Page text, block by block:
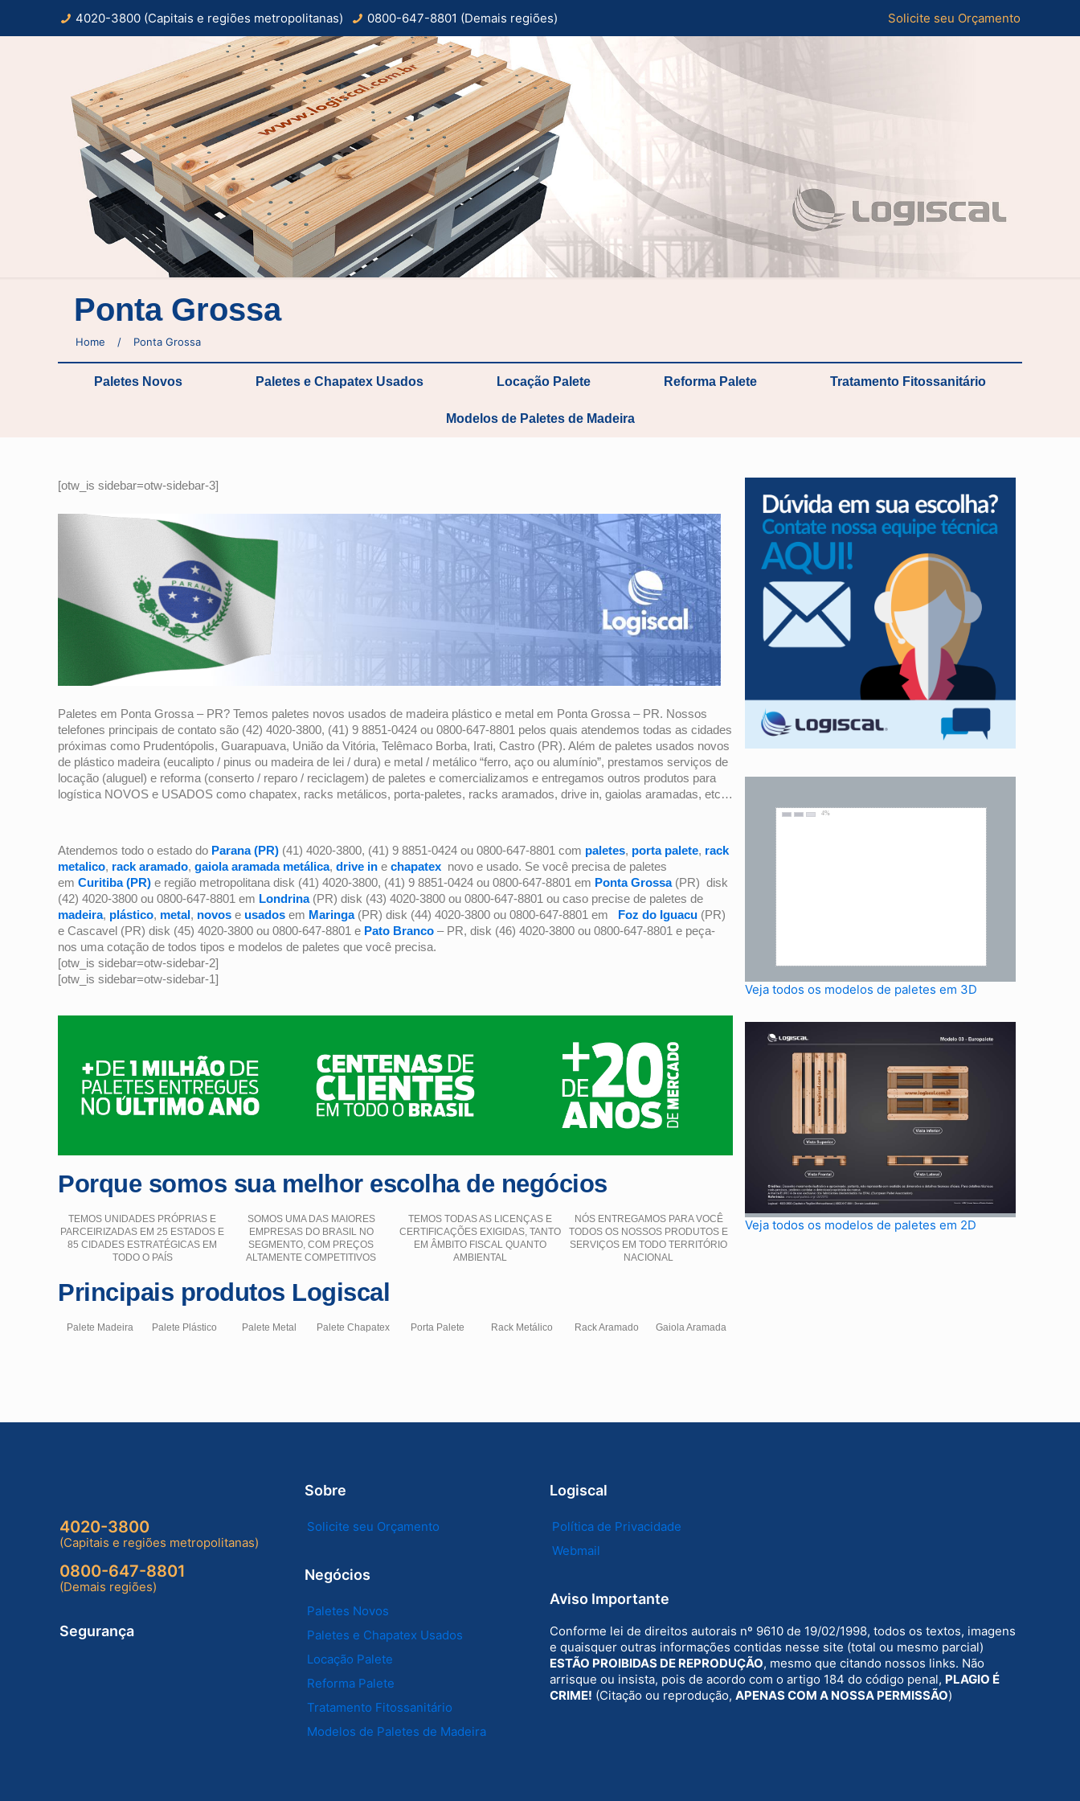
4020-3800 (Capitais e regiões metropolitanas) 0800-647-8801 (Demais regiões) Solicite seu Orçamento
Ponta Grossa
Home / Ponta Grossa
Paletes Novos Paletes e Chapatex Usados Locação Palete Reforma Palete Tratamento Fitossanitário
Modelos de Paletes de Madeira
[otw_is sidebar=otw-sidebar-3]
Paletes em Ponta Grossa – PR? Temos paletes novos usados de madeira plástico e metal em Ponta Grossa – PR. Nossos
telefones principais de contato são (42) 4020-3800, (41) 9 8851-0424 ou 0800-647-8801 pelos quais atendemos todas as cidades
próximas como Prudentópolis, Guarapuava, União da Vitória, Telêmaco Borba, Irati, Castro (PR). Além de paletes usados novos
de plástico madeira (eucalipto / pinus ou madeira de lei / dura) e metal / metálico “ferro, aço ou alumínio”, prestamos serviços de
locação (aluguel) e reforma (conserto / reparo / reciclagem) de paletes e comercializamos e entregamos outros produtos para
logística NOVOS e USADOS como chapatex, racks metálicos, porta-paletes, racks aramados, drive in, gaiolas aramadas, etc…
Atendemos todo o estado do Parana (PR) (41) 4020-3800, (41) 9 8851-0424 ou 0800-647-8801 com paletes, porta palete, rack
metalico, rack aramado, gaiola aramada metálica, drive in e chapatex novo e usado. Se você precisa de paletes
em Curitiba (PR) e região metropolitana disk (41) 4020-3800, (41) 9 8851-0424 ou 0800-647-8801 em Ponta Grossa (PR) disk
(42) 4020-3800 ou 0800-647-8801 em Londrina(PR) disk (43) 4020-3800 ou 0800-647-8801 ou caso precise de paletes de
madeira, plástico, metal, novos e usados em Maringa (PR) disk (44) 4020-3800 ou 0800-647-8801 em Foz do Iguacu (PR)
e Cascavel (PR) disk (45) 4020-3800 ou 0800-647-8801 e Pato Branco – PR, disk (46) 4020-3800 ou 0800-647-8801 e peça-
nos uma cotação de todos tipos e modelos de paletes que você precisa.
[otw_is sidebar=otw-sidebar-2]
[otw_is sidebar=otw-sidebar-1]
Porque somos sua melhor escolha de negócios
TEMOS UNIDADES PRÓPRIAS E
PARCEIRIZADAS EM 25 ESTADOS E
85 CIDADES ESTRATÉGICAS EM
TODO O PAÍS
SOMOS UMA DAS MAIORES
EMPRESAS DO BRASIL NO
SEGMENTO, COM PREÇOS
ALTAMENTE COMPETITIVOS
TEMOS TODAS AS LICENÇAS E
CERTIFICAÇÕES EXIGIDAS, TANTO
EM ÂMBITO FISCAL QUANTO
AMBIENTAL
NÓS ENTREGAMOS PARA VOCÊ
TODOS OS NOSSOS PRODUTOS E
SERVIÇOS EM TODO TERRITÓRIO
NACIONAL
Principais produtos Logiscal
Palete Madeira Palete Plástico Palete Metal Palete Chapatex Porta Palete Rack Metálico Rack Aramado Gaiola Aramada
Veja todos os modelos de paletes em 3D
Veja todos os modelos de paletes em 2D
4020-3800
(Capitais e regiões metropolitanas)
0800-647-8801
(Demais regiões)
Segurança
Sobre
Solicite seu Orçamento
Negócios
Paletes Novos
Paletes e Chapatex Usados
Locação Palete
Reforma Palete
Tratamento Fitossanitário
Modelos de Paletes de Madeira
Logiscal
Política de Privacidade
Webmail
Aviso Importante
Conforme lei de direitos autorais nº 9610 de 19/02/1998, todos os textos, imagens
e quaisquer outras informações contidas nesse site (total ou mesmo parcial)
ESTÃO PROIBIDAS DE REPRODUÇÃO, mesmo que citando nossos links. Não
arrisque ou insista, pois de acordo com o artigo 184 do código penal, PLAGIO É
CRIME! (Citação ou reprodução, APENAS COM A NOSSA PERMISSÃO)